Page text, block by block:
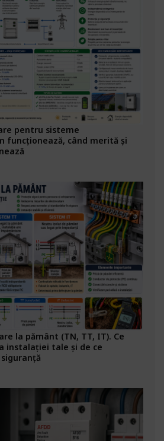
pentru sisteme
funcționează, când merită și
la pământ (TN, TT, IT). Ce
instalației tale și de ce